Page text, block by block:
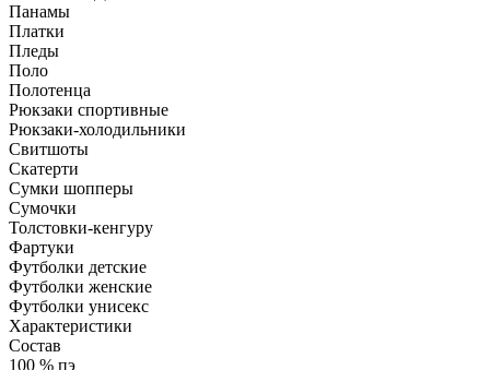
Панамы
Платки
Пледы
Поло
Полотенца
Рюкзаки спортивные
Рюкзаки-холодильники
Свитшоты
Скатерти
Сумки шопперы
Сумочки
Толстовки-кенгуру
Фартуки
Футболки детские
Футболки женские
Футболки унисекс
Характеристики
Состав
100 % пэ